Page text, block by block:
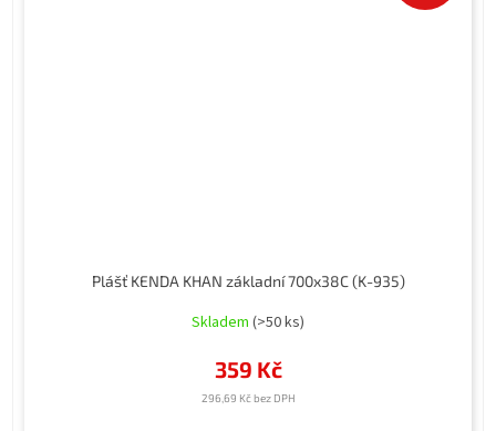
Plášť KENDA KHAN základní 700x38C (K-935)
Skladem (>50 ks)
296,69 Kč bez DPH
359 Kč